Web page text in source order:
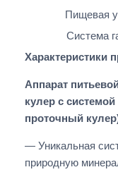
Пищевая
Система
Характеристики
Аппарат
кулер с
проточный
— Уникальная
природную